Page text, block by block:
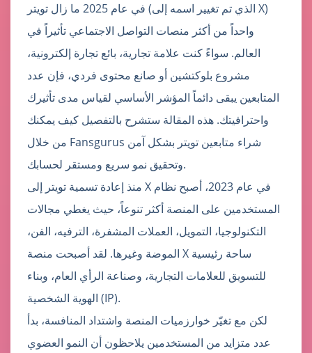
في عام 2025 ما زال تويتر (الذي تم تغيير اسمه إلى X)
واحداً من أكثر منصات التواصل الاجتماعي تأثيراً في
العالم. سواءً كنت علامة تجارية، بائع تجارة إلكترونية،
مشروع بلوكتشين أو صانع محتوى فردي، فإن عدد
المتابعين يبقى دائماً المؤشر الأساسي لقياس مدى تأثيرك
واحترافيتك. هذه المقالة ستشرح بالتفصيل كيف يمكنك
من خلال Fansgurus شراء متابعين تويتر بشكل آمن
وتحقيق نمو سريع ومستقر لحسابك.
منذ إعادة تسمية تويتر إلى X في عام 2023، أصبح نظام
المستخدمين على المنصة أكثر تنوعاً، حيث يغطي مجالات
التكنولوجيا، التمويل، العملات المشفرة، الترفيه، الفن،
الموضة وغيرها. لقد أصبحت منصة X ساحة رئيسية
للتسويق للعلامات التجارية، وصناعة الرأي العام، وبناء
الهوية الشخصية (IP).
لكن مع تغيّر خوارزميات المنصة واشتداد المنافسة، بدأ
عدد متزايد من المستخدمين يلاحظون أن النمو العضوي